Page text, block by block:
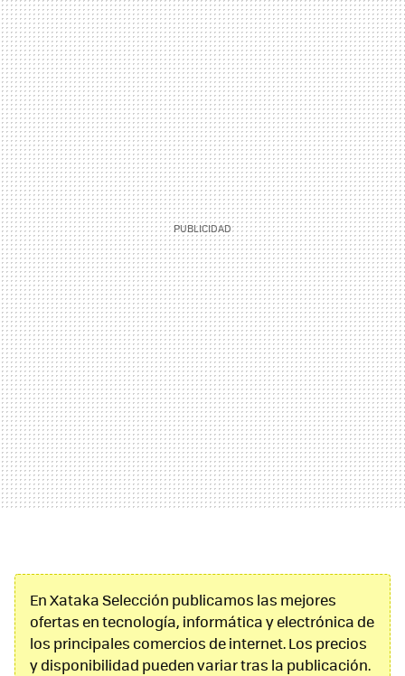
En Xataka Selección publicamos las mejores
ofertas en tecnología, informática y electrónica de
los principales comercios de internet. Los precios
y disponibilidad pueden variar tras la publicación.